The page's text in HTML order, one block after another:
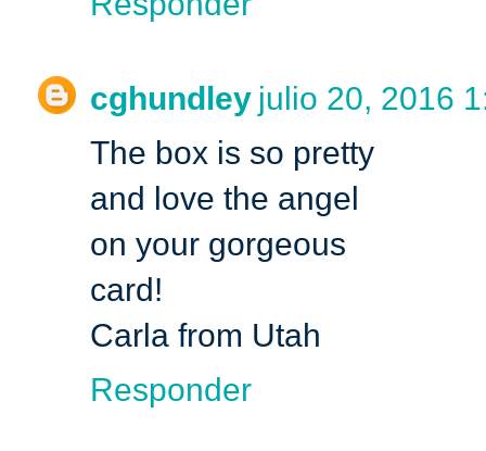
cghundley julio 20, 2016
The box is so pretty
and love the angel
on your gorgeous
card!
Carla from Utah
Responder